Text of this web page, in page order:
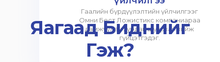
Гаалийн бүрдүүлэлтийн үйлчилгээг
Омни Бест Ложистикс компаниараа
дамжуулан хурдан шуурхай хийж
гүйцэтгэдэг.
Яагаад Биднийг
Гэж?